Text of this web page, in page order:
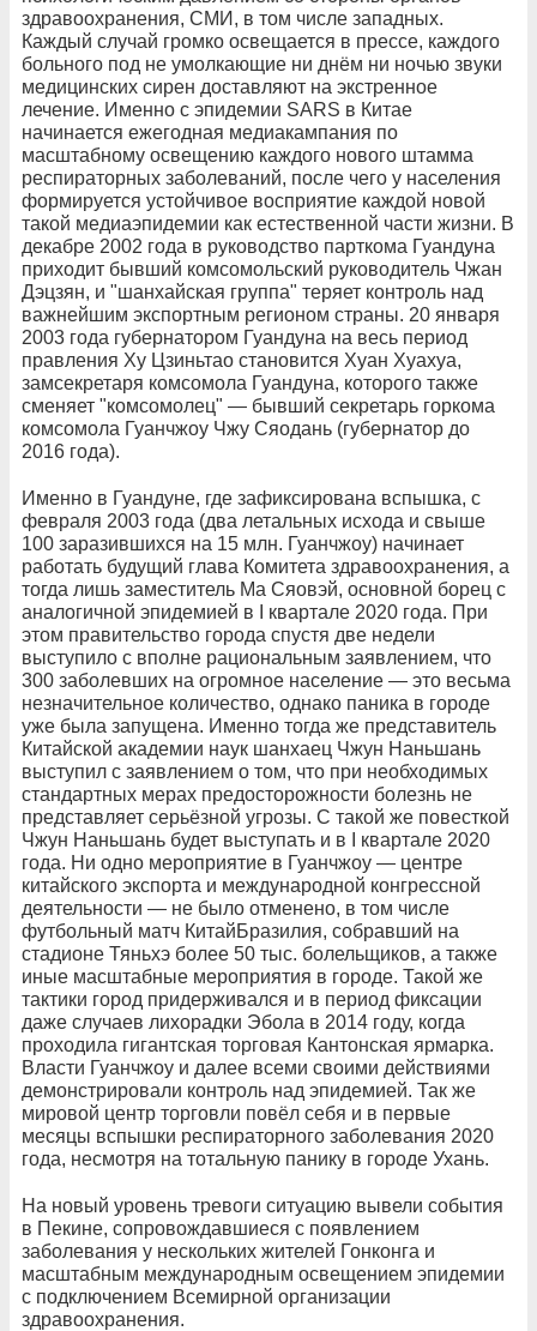
здравоохранения, СМИ, в том числе западных.
Каждый случай громко освещается в прессе, каждого
больного под не умолкающие ни днём ни ночью звуки
медицинских сирен доставляют на экстренное
лечение. Именно с эпидемии SARS в Китае
начинается ежегодная медиакампания по
масштабному освещению каждого нового штамма
респираторных заболеваний, после чего у населения
формируется устойчивое восприятие каждой новой
такой медиаэпидемии как естественной части жизни. В
декабре 2002 года в руководство парткома Гуандуна
приходит бывший комсомольский руководитель Чжан
Дэцзян, и "шанхайская группа" теряет контроль над
важнейшим экспортным регионом страны. 20 января
2003 года губернатором Гуандуна на весь период
правления Ху Цзиньтао становится Хуан Хуахуа,
замсекретаря комсомола Гуандуна, которого также
сменяет "комсомолец" — бывший секретарь горкома
комсомола Гуанчжоу Чжу Сяодань (губернатор до
2016 года).
Именно в Гуандуне, где зафиксирована вспышка, с
февраля 2003 года (два летальных исхода и свыше
100 заразившихся на 15 млн. Гуанчжоу) начинает
работать будущий глава Комитета здравоохранения, а
тогда лишь заместитель Ма Сяовэй, основной борец с
аналогичной эпидемией в I квартале 2020 года. При
этом правительство города спустя две недели
выступило с вполне рациональным заявлением, что
300 заболевших на огромное население — это весьма
незначительное количество, однако паника в городе
уже была запущена. Именно тогда же представитель
Китайской академии наук шанхаец Чжун Наньшань
выступил с заявлением о том, что при необходимых
стандартных мерах предосторожности болезнь не
представляет серьёзной угрозы. С такой же повесткой
Чжун Наньшань будет выступать и в I квартале 2020
года. Ни одно мероприятие в Гуанчжоу — центре
китайского экспорта и международной конгрессной
деятельности — не было отменено, в том числе
футбольный матч КитайБразилия, собравший на
стадионе Тяньхэ более 50 тыс. болельщиков, а также
иные масштабные мероприятия в городе. Такой же
тактики город придерживался и в период фиксации
даже случаев лихорадки Эбола в 2014 году, когда
проходила гигантская торговая Кантонская ярмарка.
Власти Гуанчжоу и далее всеми своими действиями
демонстрировали контроль над эпидемией. Так же
мировой центр торговли повёл себя и в первые
месяцы вспышки респираторного заболевания 2020
года, несмотря на тотальную панику в городе Ухань.
На новый уровень тревоги ситуацию вывели события
в Пекине, сопровождавшиеся с появлением
заболевания у нескольких жителей Гонконга и
масштабным международным освещением эпидемии
с подключением Всемирной организации
здравоохранения.